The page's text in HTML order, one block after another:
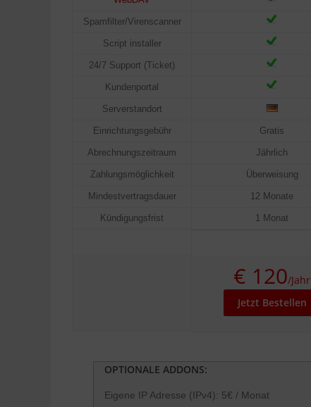
Spamfilter/Virenscanner
Script installer
24/7 Support (Ticket)
Kundenportal
Serverstandort
Einrichtungsgebühr
Abrechnungszeitraum
Zahlungsmöglichkeit
Mindestvertragsdauer
Kündigungsfrist
Gratis
Jährlich
Überweisung
12 Monate
1 Monat
€ 120/Jahr
Jetzt Bestellen
OPTIONALE ADDONS:
Eigene IP Adresse (IPv4): 5€ / Monat